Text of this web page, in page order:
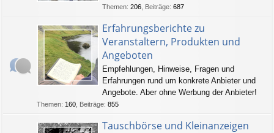
Themen: 206 Beiträge: 687
Erfahrungsberichte zu
Veranstaltern, Produkten und
Angeboten
Empfehlungen, Hinweise, Fragen und
Erfahrungen rund um konkrete Anbieter und
Angebote. Aber ohne Werbung der Anbieter!
Themen: 160 Beiträge: 855
Tauschbörse und Kleinanzeigen